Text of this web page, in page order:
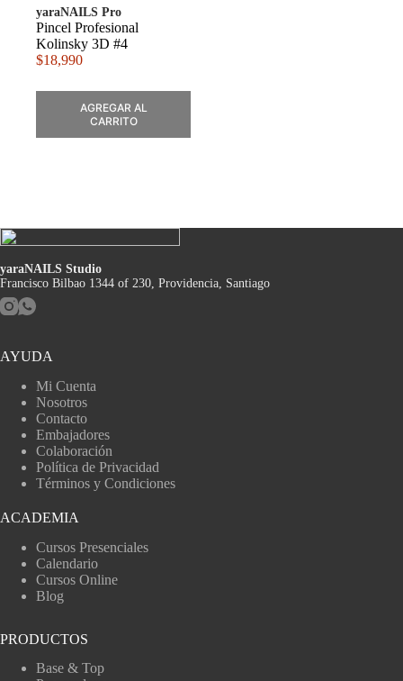
yaraNAILS Pro
Pincel Profesional
Kolinsky 3D #4
$18,990
AGREGAR AL
CARRITO
yaraNAILS Studio
Francisco Bilbao 1344 of 230, Providencia, Santiago
AYUDA
Mi Cuenta
Nosotros
Contacto
Embajadores
Colaboración
Política de Privacidad
Términos y Condiciones
ACADEMIA
Cursos Presenciales
Calendario
Cursos Online
Blog
PRODUCTOS
Base & Top